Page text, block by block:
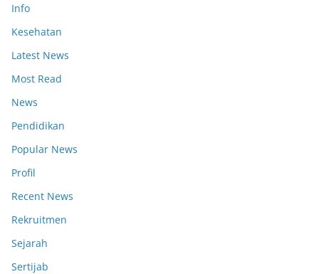
Info
Kesehatan
Latest News
Most Read
News
Pendidikan
Popular News
Profil
Recent News
Rekruitmen
Sejarah
Sertijab